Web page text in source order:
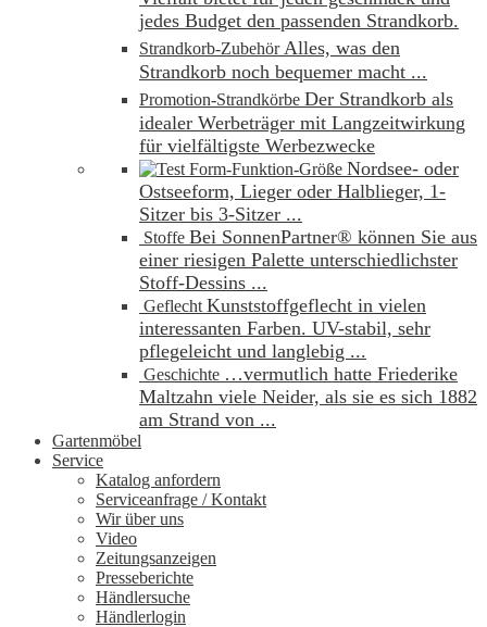
jedes Budget den passenden Strandkorb.
Strandkorb-Zubehör Alles, was den
Strandkorb noch bequemer macht ...
Promotion-Strandkörbe Der Strandkorb als
idealer Werbeträger mit Langzeitwirkung
für vielfältigste Werbezwecke
Form-Funktion-Größe Nordsee- oder
Ostseeform, Lieger oder Halblieger, 1-
Sitzer bis 3-Sitzer ...
Stoffe Bei SonnenPartner® können Sie aus
einer riesigen Palette unterschiedlichster
Stoff-Dessins ...
Geflecht Kunststoffgeflecht in vielen
interessanten Farben. UV-stabil, sehr
pflegeleicht und langlebig ...
Geschichte …vermutlich hatte Friederike
Maltzahn viele Neider, als sie es sich 1882
am Strand von ...
Gartenmöbel
Service
Katalog anfordern
Serviceanfrage / Kontakt
Wir über uns
Video
Zeitungsanzeigen
Presseberichte
Händlersuche
Händlerlogin